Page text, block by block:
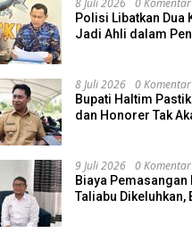
Polisi Libatkan Dua
Jadi Ahli dalam
8 Juli 2026 0 Komentar
Bupati Haltim
dan Honorer Tak
9 Juli 2026 0 Komentar
Biaya Pemasangan
Taliabu Dikeluhkan,